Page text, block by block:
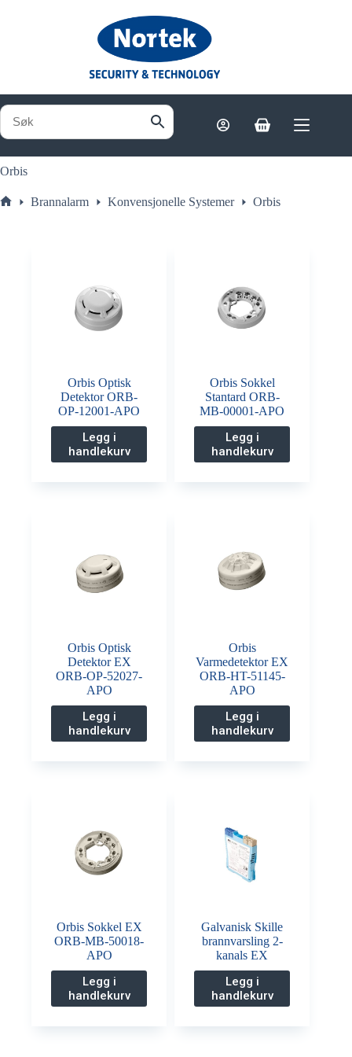
Handlekurv
Orbis
Brannalarm Konvensjonelle Systemer Orbis
Orbis Optisk
Detektor ORB-
OP-12001-APO
Legg i
handlekurv
Orbis Sokkel
Stantard ORB-
MB-00001-APO
Legg i
handlekurv
Orbis Optisk
Detektor EX
ORB-OP-52027-
APO
Legg i
handlekurv
Orbis
Varmedetektor EX
ORB-HT-51145-
APO
Legg i
handlekurv
Orbis Sokkel EX
ORB-MB-50018-
APO
Legg i
handlekurv
Galvanisk Skille
brannvarsling 2-
kanals EX
Legg i
handlekurv